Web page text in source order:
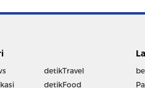
detikTravel
detikFood